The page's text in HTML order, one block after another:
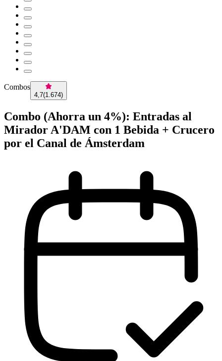
Combos
4,7(1.674)
Combo (Ahorra un 4%): Entradas al
Mirador A'DAM con 1 Bebida + Crucero
por el Canal de Ámsterdam